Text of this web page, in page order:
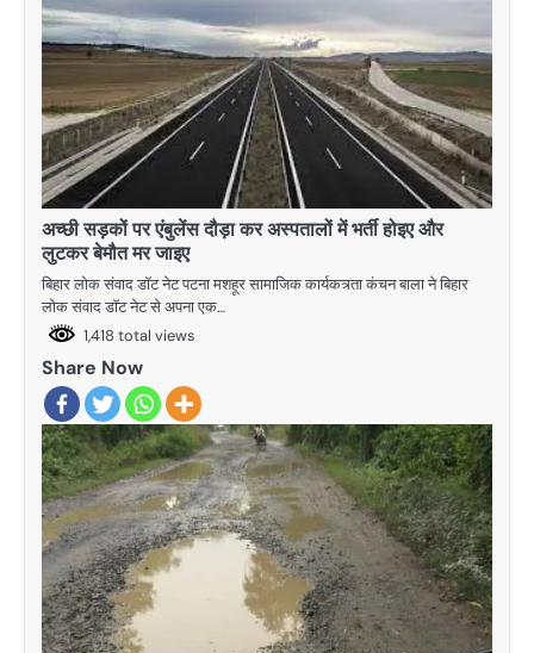
अच्छी सड़कों पर एंबुलेंस दौड़ा कर अस्पतालों में भर्ती होइए और
लुटकर बेमौत मर जाइए
बिहार लोक संवाद डाॅट नेट पटना मशहूर सामाजिक कार्यकत्र्ता कंचन बाला ने बिहार
लोक संवाद डाॅट नेट से अपना एक…
1,418 total views
Share Now